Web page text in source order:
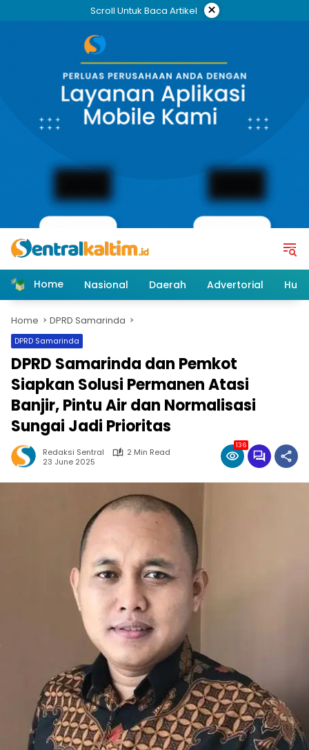
Scroll Untuk Baca Artikel ×
Home Nasional Daerah Advertorial
Home DPRD Samarinda
DPRD Samarinda
DPRD Samarinda dan Pemkot
Siapkan Solusi Permanen Atasi
Banjir, Pintu Air dan Normalisasi
Sungai Jadi Prioritas
Redaksi Sentral
2 Min Read
23 June 2025
136